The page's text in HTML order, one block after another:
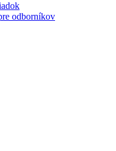
odborníkov